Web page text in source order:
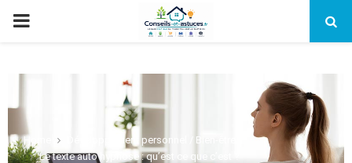
PRIMARY
Home
Développement personnel / Bien-être
Le texte auto hypnose : qu’est ce que c’est ?